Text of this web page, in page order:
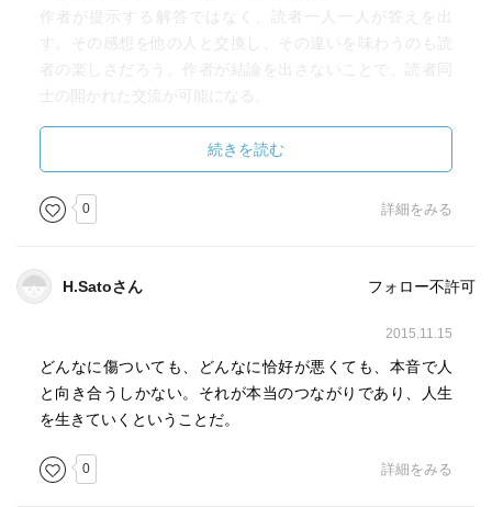
作者が提示する解答ではなく、読者一人一人が答えを出
す。その感想を他の人と交換し、その違いを味わうのも読
者の楽しさだろう。作者が結論を出さないことで、読者同
士の開かれた交流が可能になる。
エッセイは「ビール会社の作るウーロン茶のようなもの」
村上ラヂオでしたっけ。
理由の分からない気がかり
ネタバレ多数あり。なるほどと思いながらも、結果を読者
に委ねるのなら答えはひとつじゃないから、違った読み方
もできるということで。
続きを読む
0 詳細をみる
H.Satoさん フォロー不許可
2015.11.15
どんなに傷ついても、どんなに恰好が悪くても、本音で人
と向き合うしかない。それが本当のつながりであり、人生
を生きていくということだ。
0 詳細をみる